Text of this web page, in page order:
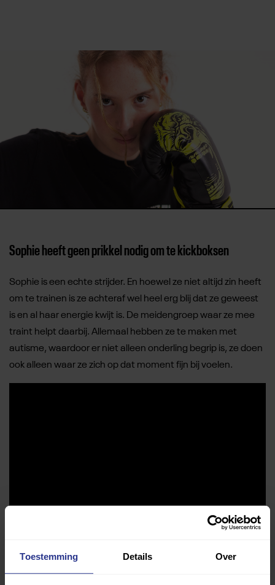
Toestemming Details Over
Direct door naar content
Sophie heeft geen prikkel nodig om te kickboksen
Sophie is een echte strijder. En hoewel ze niet altijd zin heeft
om te trainen is ze achteraf wel heel erg blij dat ze geweest
is en al haar energie kwijt is. De meidengroep waar ze mee
traint helpt daarbij. Allemaal hebben ze te maken met
autisme, waardoor er niet alleen onderling begrip is, ze doen
ook alleen waar ze zich op dat moment fijn bij voelen.